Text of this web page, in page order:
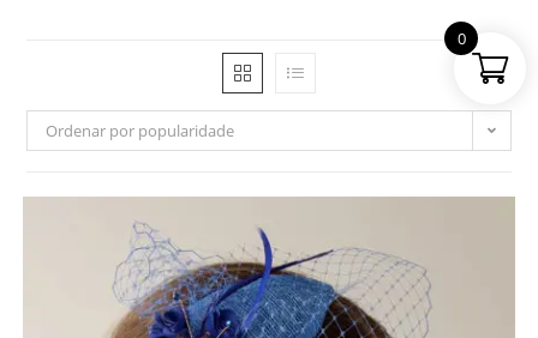
Ordenar por popularidade
0